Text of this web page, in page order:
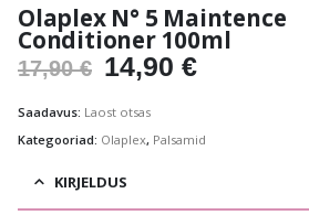
Olaplex N° 5 Maintence
Conditioner 100ml
17,90€ Algne
oli:
17,90 €.
14,90€Praegune
14,90 €.
Saadavus: Laost otsas
Kategooriad: Olaplex, Palsamid
KIRJELDUS